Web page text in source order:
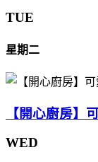
TUE
星期二
【開心廚房】
WED